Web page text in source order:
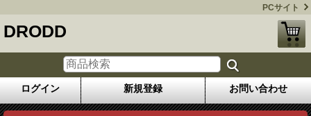
PCサイト
DRODD
ログイン 新規登録 お問い合わせ